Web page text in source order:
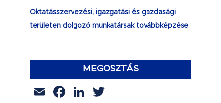
Oktatásszervezési, igazgatási és gazdasági
területen dolgozó munkatársak továbbképzése
MEGOSZTÁS
EmailFacebook
LinkedIn